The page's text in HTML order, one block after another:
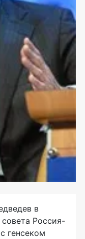
в
Россия-
генсеком